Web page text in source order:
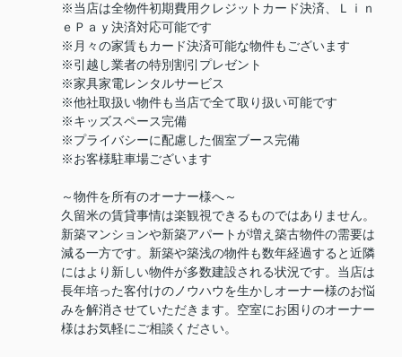
※当店は全物件初期費用クレジットカード決済、Ｌｉｎ
ｅＰａｙ決済対応可能です
※月々の家賃もカード決済可能な物件もございます
※引越し業者の特別割引プレゼント
※家具家電レンタルサービス
※他社取扱い物件も当店で全て取り扱い可能です
※キッズスペース完備
※プライバシーに配慮した個室ブース完備
※お客様駐車場ございます
～物件を所有のオーナー様へ～
久留米の賃貸事情は楽観視できるものではありません。
新築マンションや新築アパートが増え築古物件の需要は
減る一方です。新築や築浅の物件も数年経過すると近隣
にはより新しい物件が多数建設される状況です。当店は
長年培った客付けのノウハウを生かしオーナー様のお悩
みを解消させていただきます。空室にお困りのオーナー
様はお気軽にご相談ください。